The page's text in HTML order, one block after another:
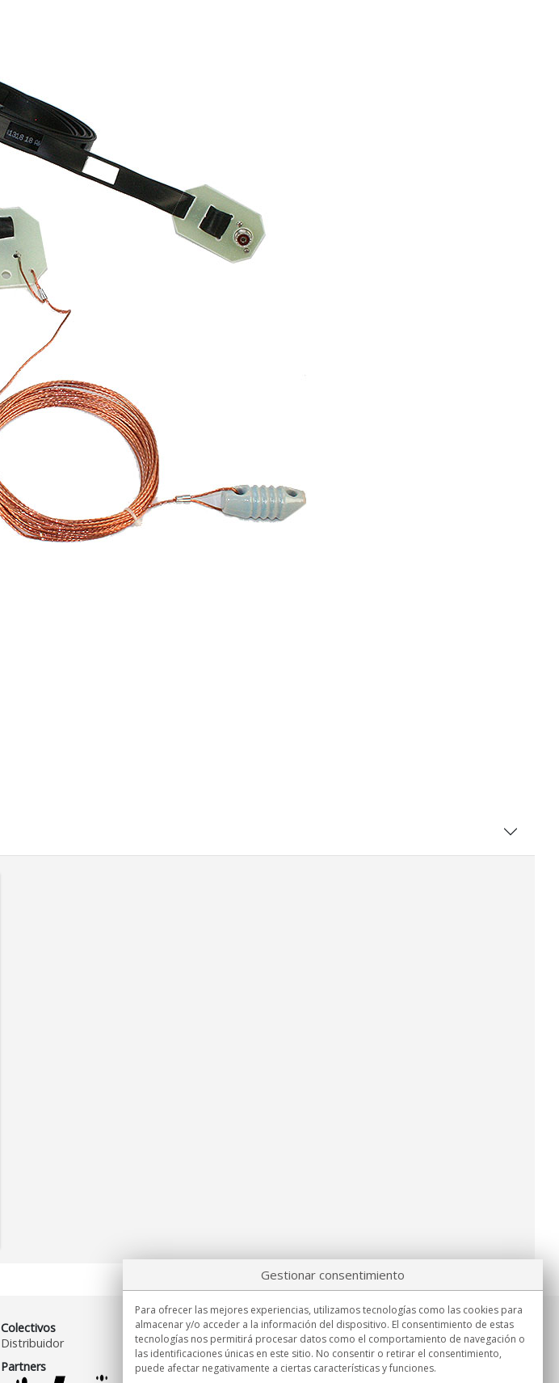
Colectivos
Distribuidor
Partners
Información
Lu.-Vi. 9:00h - 15:00h.
Entrega en
Gestionar consentimiento
Para ofrecer las mejores experiencias, utilizamos tecnologías como las cookies para
almacenar y/o acceder a la información del dispositivo. El consentimiento de estas
tecnologías nos permitirá procesar datos como el comportamiento de navegación o
las identificaciones únicas en este sitio. No consentir o retirar el consentimiento,
puede afectar negativamente a ciertas características y funciones.